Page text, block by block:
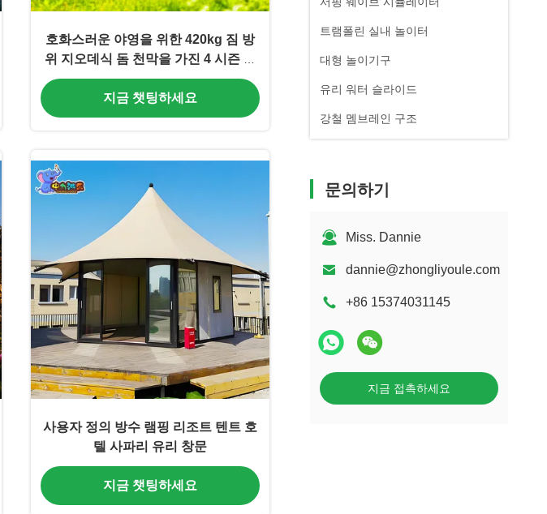
트램폴린 실내 놀이터
대형 놀이기구
유리 워터 슬라이드
강철 멤브레인 구조
문의하기
Miss. Dannie
dannie@zhongliyoule.com
+86 15374031145
지금 접촉하세요
호화스러운 야영을 위한 420kg 짐 방
위 지오데식 돔 천막을 가진 4 시즌 방
수 PVC Glamping 천막
지금 챗팅하세요
사용자 정의 방수 램핑 리조트 텐트 호
텔 사파리 유리 창문
지금 챗팅하세요